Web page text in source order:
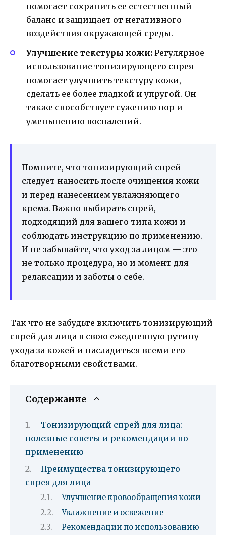
помогает сохранить ее естественный
баланс и защищает от негативного
воздействия окружающей среды.
Улучшение текстуры кожи: Регулярное
использование тонизирующего спрея
помогает улучшить текстуру кожи,
сделать ее более гладкой и упругой. Он
также способствует сужению пор и
уменьшению воспалений.
Помните, что тонизирующий спрей
следует наносить после очищения кожи
и перед нанесением увлажняющего
крема. Важно выбирать спрей,
подходящий для вашего типа кожи и
соблюдать инструкцию по применению.
И не забывайте, что уход за лицом — это
не только процедура, но и момент для
релаксации и заботы о себе.
Так что не забудьте включить тонизирующий
спрей для лица в свою ежедневную рутину
ухода за кожей и насладиться всеми его
благотворными свойствами.
Содержание
Тонизирующий спрей для лица:
полезные советы и рекомендации по
применению
Преимущества тонизирующего
спрея для лица
Улучшение кровообращения кожи
Увлажнение и освежение
Рекомендации по использованию